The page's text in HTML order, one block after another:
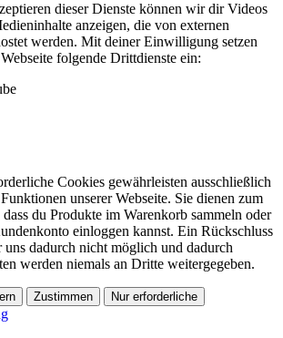
dieser Dienste können wir dir Videos
anzeigen, die von externen
werden. Mit deiner Einwilligung setzen
folgende Drittdienste ein:
Cookies gewährleisten ausschließlich
unserer Webseite. Sie dienen zum
du Produkte im Warenkorb sammeln oder
einloggen kannst. Ein Rückschluss
dadurch nicht möglich und dadurch
werden niemals an Dritte weitergegeben.
Zustimmen Nur erforderliche